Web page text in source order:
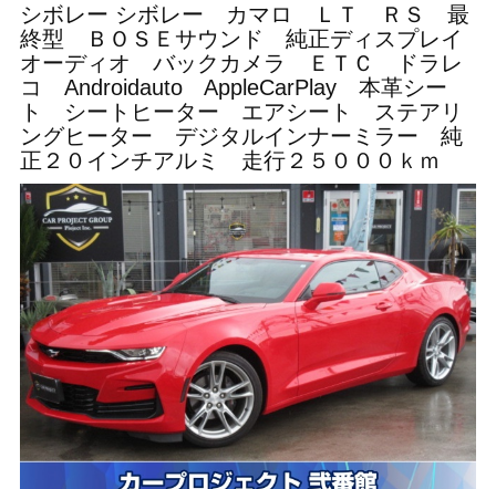
シボレー シボレー カマロ ＬＴ ＲＳ 最
終型 ＢＯＳＥサウンド 純正ディスプレイ
オーディオ バックカメラ ＥＴＣ ドラレ
コ Androidauto AppleCarPlay 本革シー
ト シートヒーター エアシート ステアリ
ングヒーター デジタルインナーミラー 純
正２０インチアルミ 走行２５０００ｋｍ